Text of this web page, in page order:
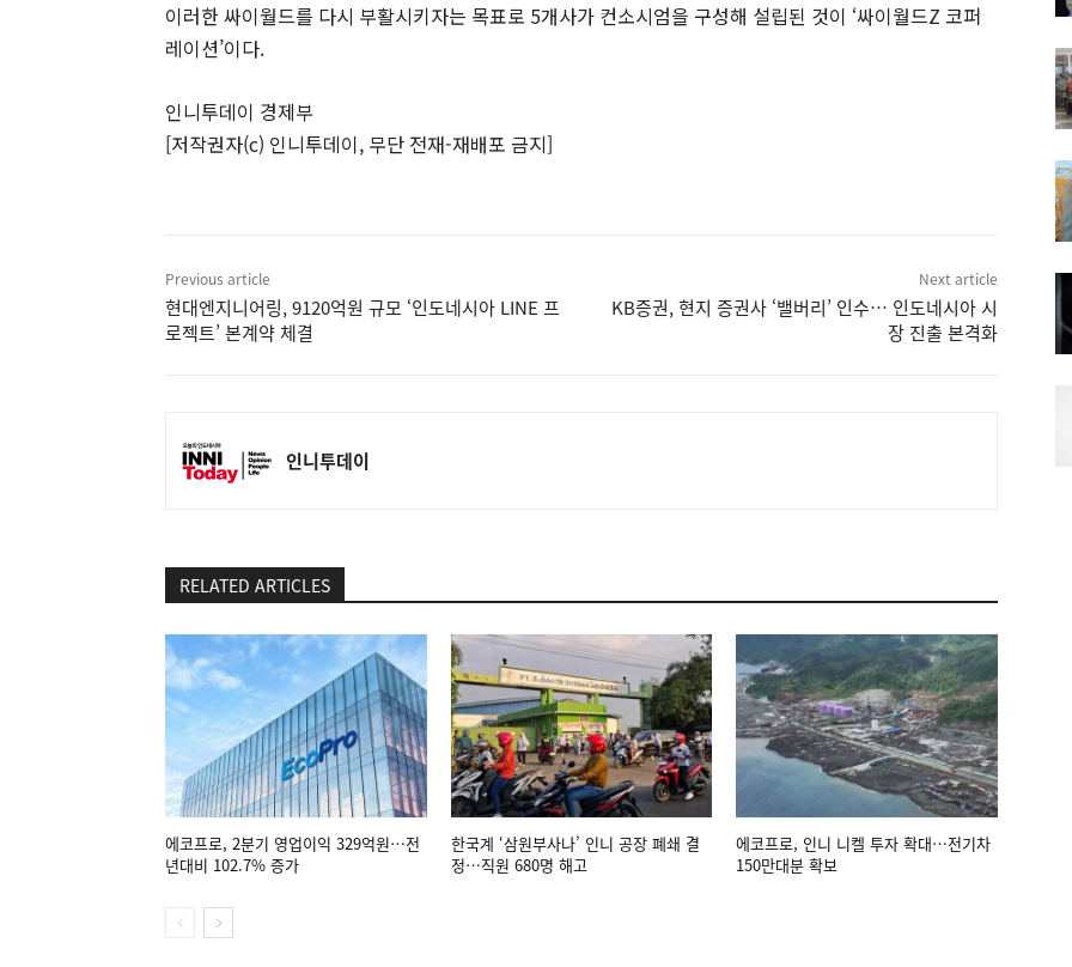
이러한 싸이월드를 다시 부활시키자는 목표로 5개사가 컨소시엄을 구성해 설립된 것이 ‘싸이월드Z 코퍼
레이션’이다.
인니투데이 경제부
[저작권자(c) 인니투데이, 무단 전재-재배포 금지]
Previous article
현대엔지니어링, 9120억원 규모 ‘인도네시아 LINE 프
로젝트’ 본계약 체결
Next article
KB증권, 현지 증권사 ‘밸버리’ 인수… 인도네시아 시
장 진출 본격화
인니투데이
RELATED ARTICLES
에코프로, 2분기 영업이익 329억원…전
년대비 102.7% 증가
한국계 ‘삼원부사나’ 인니 공장 폐쇄 결
정…직원 680명 해고
에코프로, 인니 니켈 투자 확대…전기차
150만대분 확보